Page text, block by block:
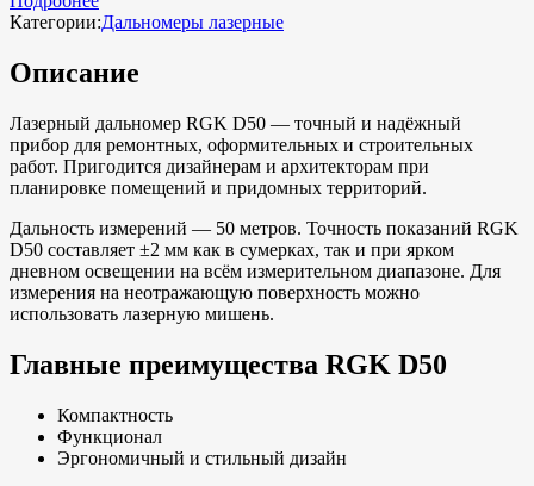
Категории:Дальномеры лазерные
Описание
Лазерный дальномер RGK D50 — точный и надёжный
прибор для ремонтных, оформительных и строительных
работ. Пригодится дизайнерам и архитекторам при
планировке помещений и придомных территорий.
Дальность измерений — 50 метров. Точность показаний RGK
D50 составляет ±2 мм как в сумерках, так и при ярком
дневном освещении на всём измерительном диапазоне. Для
измерения на неотражающую поверхность можно
использовать лазерную мишень.
Главные преимущества RGK D50
Компактность
Функционал
Эргономичный и стильный дизайн